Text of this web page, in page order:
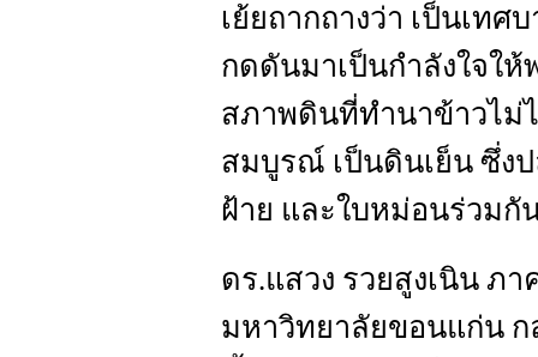
เย้ยถากถางว่า เป็นเท
กดดันมาเป็นกำลังใจใ
สภาพดินที่ทำนาข้าวไม่
สมบูรณ์ เป็นดินเย็น ซึ่ง
ฝ้าย และใบหม่อนร่วมกั
ดร.แสวง รวยสูงเนิน ภ
มหาวิทยาลัยขอนแก่น ก